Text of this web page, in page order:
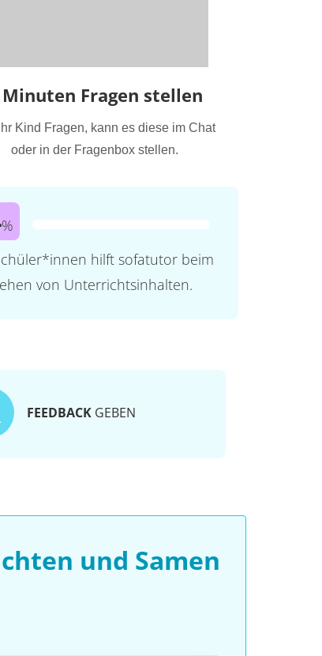
Fragen stellen
Kind Fragen, kann es diese im Chat
oder in der Fragenbox stellen.
%
hilft sofatutor beim
von Unterrichtsinhalten.
FEEDBACK GEBEN
und Samen